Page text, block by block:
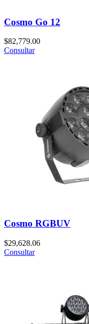
Cosmo Go 12
$82,779.00
Consultar
Cosmo RGBUV
$29,628.06
Consultar